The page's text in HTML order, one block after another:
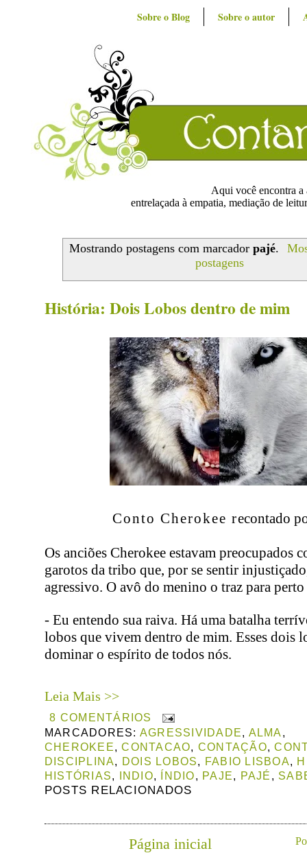
Sobre o Blog Sobre o autor
Aqui você encontra
entrelaçada à empatia, mediação de
Mostrando postagens com marcador pajé.
postagens
História: Dois Lobos dentro de mim
Conto Cherokee recontado
Os anciões Cherokee estavam preocupados
garotos da tribo que, por se sentir
agressivo. O avô do menino o traz para
- Eu entendo sua raiva. Há uma batalha
lobos que vivem dentro de mim. Esses dois
dominar o espírito de todos nós.
Leia Mais >>
8 COMENTÁRIOS
MARCADORES: AGRESSIVIDADE, ALMA,
CHEROKEE,CONTACAO, CONTAÇÃO,
DISCIPLINA, DOIS LOBOS, FABIO LISBOA,
HISTÓRIAS, INDIO, ÍNDIO, PAJE, PAJÉ ,
POSTS RELACIONADOS
Página inicial